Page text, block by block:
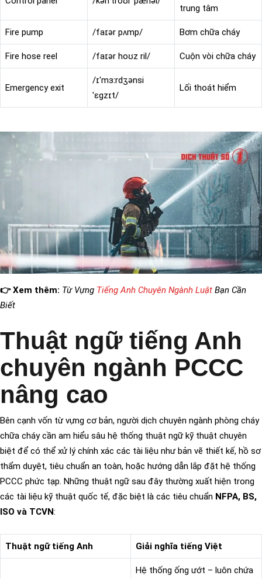
trung tâm
Fire pump /faɪər pʌmp/ Bơm chữa cháy
Fire hose reel /faɪər hoʊz ril/ Cuộn vòi chữa cháy
Emergency exit
/ɪˈmɜːrdʒənsi
ˈɛɡzɪt/
Lối thoát hiểm
👉 Xem thêm: Từ Vựng Tiếng Anh Chuyên Ngành Luật Bạn Cần
Biết
Thuật ngữ tiếng Anh
chuyên ngành PCCC
nâng cao
Bên cạnh vốn từ vựng cơ bản, người dịch chuyên ngành phòng cháy
chữa cháy cần am hiểu sâu hệ thống thuật ngữ kỹ thuật chuyên
biệt để có thể xử lý chính xác các tài liệu như bản vẽ thiết kế, hồ sơ
thẩm duyệt, tiêu chuẩn an toàn, hoặc hướng dẫn lắp đặt hệ thống
PCCC phức tạp. Những thuật ngữ sau đây thường xuất hiện trong
các tài liệu kỹ thuật quốc tế, đặc biệt là các tiêu chuẩn NFPA, BS,
ISO và TCVN:
Thuật ngữ tiếng Anh Giải nghĩa tiếng Việt
Hệ thống ống ướt – luôn chứa